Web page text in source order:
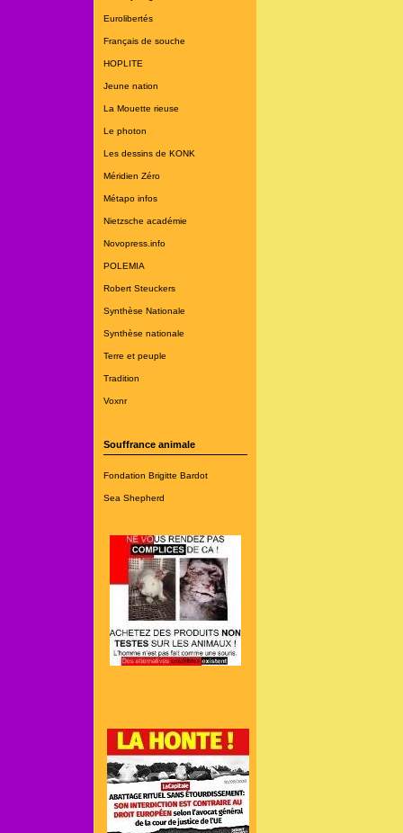
Eurolibertés
Français de souche
HOPLITE
Jeune nation
La Mouette rieuse
Le photon
Les dessins de KONK
Méridien Zéro
Métapo infos
Nietzsche académie
Novopress.info
POLEMIA
Robert Steuckers
Synthèse Nationale
Synthèse nationale
Terre et peuple
Tradition
Voxnr
Souffrance animale
Fondation Brigitte Bardot
Sea Shepherd